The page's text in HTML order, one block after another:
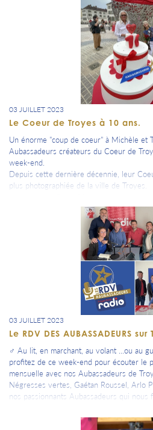
03 JUILLET 2023
Le Coeur de Troyes à 10 ans.
Un énorme "coup de coeur" à Michèle et
Aubassadeurs créateurs du Coeur de
week-end.
Depuis cette dernière décennie, leur
plus photographiée de la ville de Troyes.
03 JUILLET 2023
Le RDV DES AUBASSADEURS
‍♂ Au lit, en marchant, au volant ...ou au
profitez de ce week-end pour écouter le
mensuelle avec nos Aubassadeurs de
Négresses vertes, Gaétan Roussel, Arlo
nos passionnants Aubassadeurs qui
Bistroquet, du 3X+ et des MBeach,